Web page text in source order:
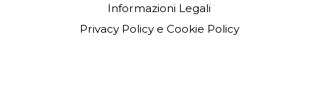
Informazioni Legali
Privacy Policy e Cookie Policy